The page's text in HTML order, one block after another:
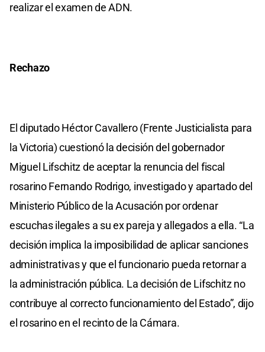
realizar el examen de ADN.
Rechazo
El diputado Héctor Cavallero (Frente Justicialista para
la Victoria) cuestionó la decisión del gobernador
Miguel Lifschitz de aceptar la renuncia del fiscal
rosarino Fernando Rodrigo, investigado y apartado del
Ministerio Público de la Acusación por ordenar
escuchas ilegales a su ex pareja y allegados a ella. “La
decisión implica la imposibilidad de aplicar sanciones
administrativas y que el funcionario pueda retornar a
la administración pública. La decisión de Lifschitz no
contribuye al correcto funcionamiento del Estado”, dijo
el rosarino en el recinto de la Cámara.